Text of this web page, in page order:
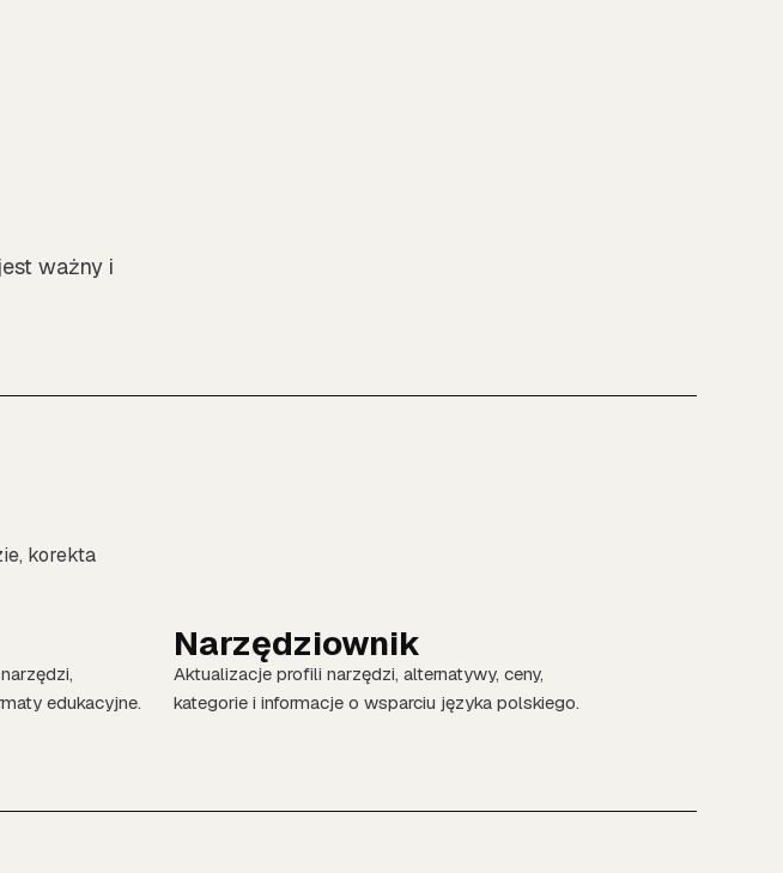
ważny i
korekta
edukacyjne.
Narzędziownik
Aktualizacje profili narzędzi, alternatywy, ceny,
kategorie i informacje o wsparciu języka polskiego.